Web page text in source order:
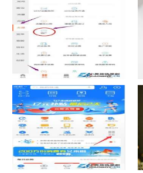
了
中国联通手机营业厅销户操作
指引